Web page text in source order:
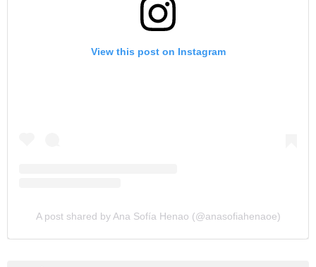
View this post on Instagram
A post shared by Ana Sofía Henao (@anasofiahenaoe)